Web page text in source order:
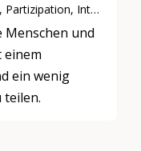
Gesundheit, Sport & Bewegung, Partizipation, Integration & Inklusion, Gemeinnütziges Engagement
Menschen und
einem
ein wenig
teilen.